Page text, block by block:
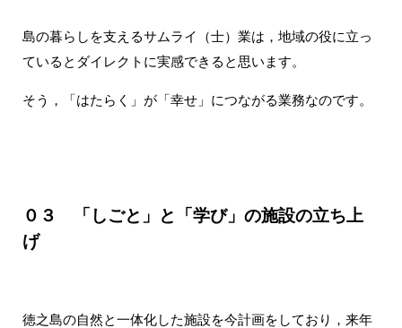
島の暮らしを支えるサムライ（士）業は，地域の役に立っ
ているとダイレクトに実感できると思います。
そう，「はたらく」が「幸せ」につながる業務なのです。
０３ 「しごと」と「学び」の施設の立ち上
げ
徳之島の自然と一体化した施設を今計画をしており，来年